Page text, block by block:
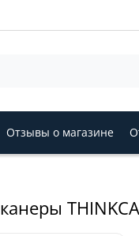
Отзывы о магазине